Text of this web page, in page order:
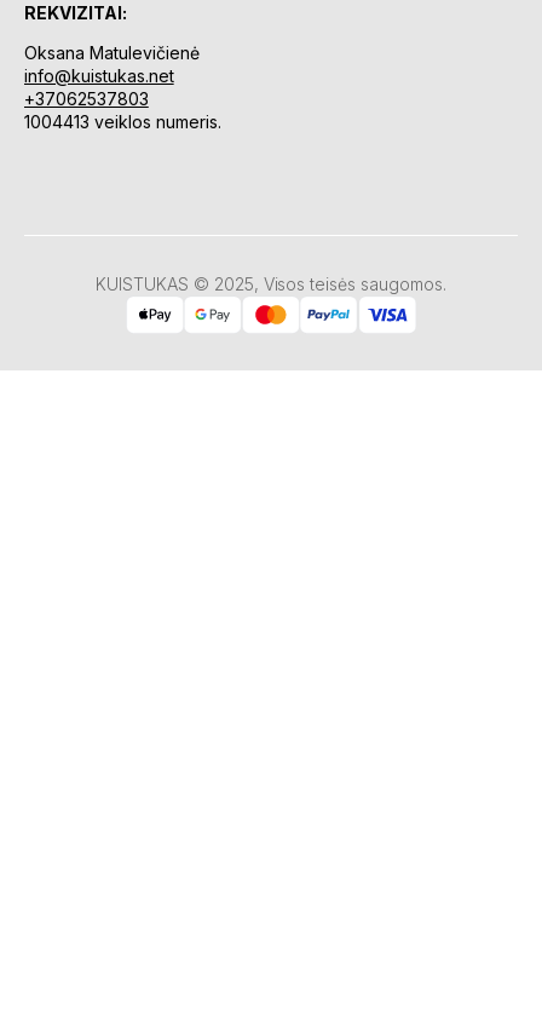
REKVIZITAI:
Oksana Matulevičienė
info@kuistukas.net
+37062537803
1004413 veiklos numeris.
KUISTUKAS © 2025, Visos teisės saugomos.